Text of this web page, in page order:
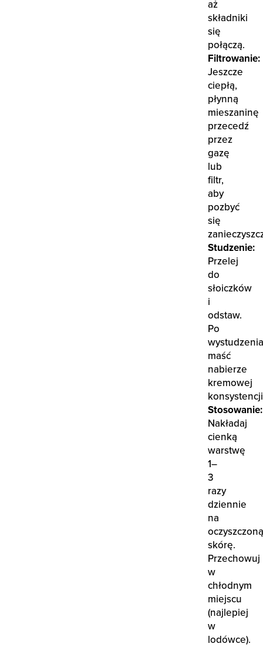
aż
składniki
się
połączą.
Filtrowanie:
Jeszcze
ciepłą,
płynną
mieszaninę
przecedź
przez
gazę
lub
filtr,
aby
pozbyć
się
Studzenie:
Przelej
do
słoiczków
i
odstaw.
Po
wystudzenia
maść
nabierze
kremowej
Stosowanie:
Nakładaj
cienką
warstwę
1–
3
razy
dziennie
na
oczyszczoną
skórę.
Przechowuj
w
chłodnym
miejscu
(najlepiej
w
lodówce).